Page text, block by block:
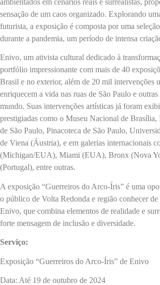
sensação de um caos organizado. Explorando
futurista, a exposição é composta por uma
durante a pandemia, um período de intensa
Enivo, um ativista cultural dedicado à
portfólio impressionante com mais de 40
Brasil e no exterior, além de 20 mil intervenções
enriquecem a vida nas ruas de São Paulo e
mundo. Suas intervenções artísticas já foram
prestigiadas como o Museu Nacional de Brasília,
de São Paulo, Pinacoteca de São Paulo,
de Viena (Áustria), e em galerias internacionais
(Michigan/EUA), Miami (EUA), Bronx (Nova
(Portugal), entre outras.
A exposição “Guerreiros do Arco-Íris” é uma
o público de Volta Redonda e região conhecer
Enivo, que combina elementos de realidade e
forte mensagem de inclusão e diversidade.
Serviço:
Exposição “Guerreiros do Arco-Íris” de Enivo
Data: Até 19 de outubro de 2024